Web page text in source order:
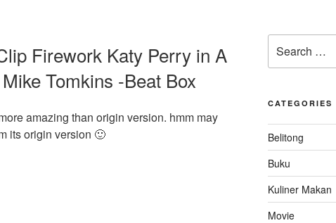
Firework Katy Perry in A
Tomkins -Beat Box
amazing than origin version. hmm may
its origin version 🙂
for:
CATEGORIES
Belitong
Buku
Kuliner Makan
Movie